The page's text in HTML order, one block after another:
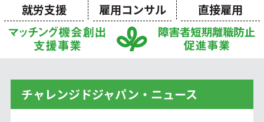
就労支援 雇用コンサル 直接雇用
チャレンジドジャパン・ニュース